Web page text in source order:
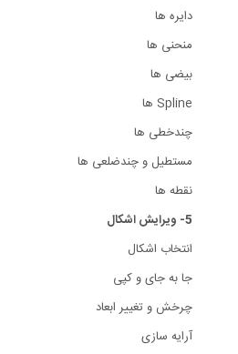
دایره ها
منحنی ها
بیضی ها
Spline ها
چندخطی ها
مستطیل و چندضلعی ها
نقطه ها
5- ویرایش اشکال
انتخاب اشکال
جا به جای و کپی
چرخش و تغییر ابعاد
آرایه سازی